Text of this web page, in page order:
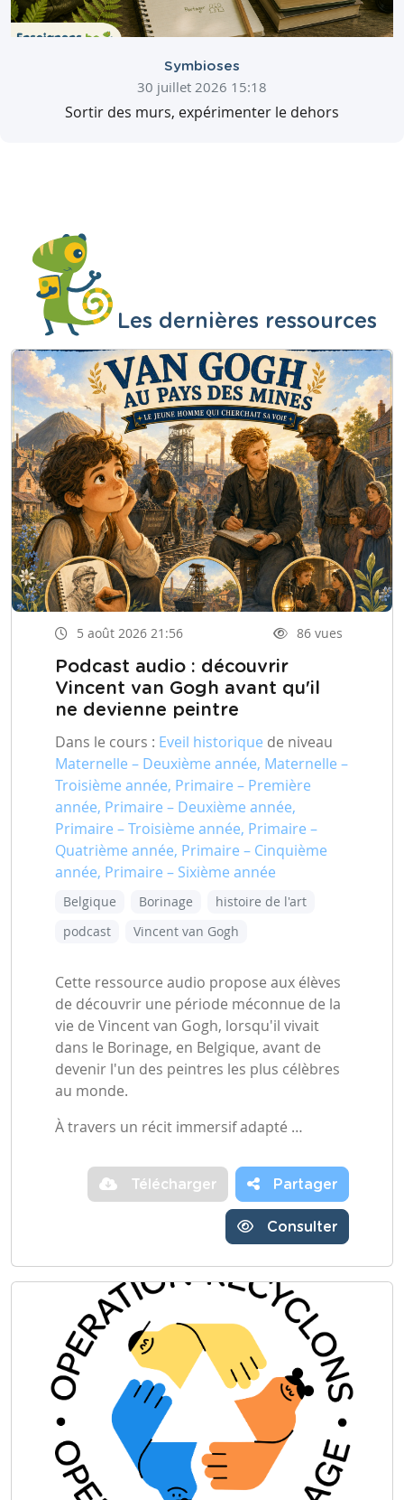
Symbioses
30 juillet 2026 15:18
Sortir des murs, expérimenter le dehors
Les dernières ressources
5 août 2026 21:56 86 vues
Podcast audio : découvrir
Vincent van Gogh avant qu'il
ne devienne peintre
Dans le cours : Eveil historique de niveau
Maternelle – Deuxième année, Maternelle –
Troisième année, Primaire – Première
année, Primaire – Deuxième année,
Primaire – Troisième année, Primaire –
Quatrième année, Primaire – Cinquième
année, Primaire – Sixième année
Belgique Borinage
histoire de l'art
podcast
Vincent van Gogh
Cette ressource audio propose aux élèves
de découvrir une période méconnue de la
vie de Vincent van Gogh, lorsqu'il vivait
dans le Borinage, en Belgique, avant de
devenir l'un des peintres les plus célèbres
au monde.
À travers un récit immersif adapté …
Télécharger Partager
Consulter